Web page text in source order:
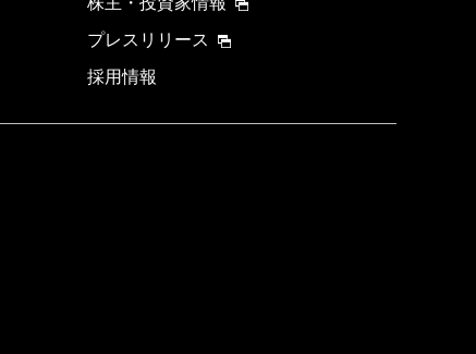
プレスリリース
採用情報